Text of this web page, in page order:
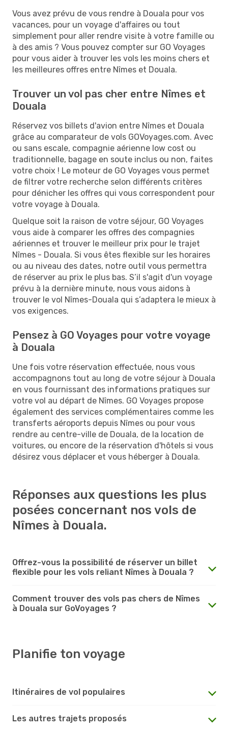
Vous avez prévu de vous rendre à Douala pour vos
vacances, pour un voyage d'affaires ou tout
simplement pour aller rendre visite à votre famille ou
à des amis ? Vous pouvez compter sur GO Voyages
pour vous aider à trouver les vols les moins chers et
les meilleures offres entre Nîmes et Douala.
Trouver un vol pas cher entre Nîmes et
Douala
Réservez vos billets d'avion entre Nîmes et Douala
grâce au comparateur de vols GOVoyages.com. Avec
ou sans escale, compagnie aérienne low cost ou
traditionnelle, bagage en soute inclus ou non, faites
votre choix ! Le moteur de GO Voyages vous permet
de filtrer votre recherche selon différents critères
pour dénicher les offres qui vous correspondent pour
votre voyage à Douala.
Quelque soit la raison de votre séjour, GO Voyages
vous aide à comparer les offres des compagnies
aériennes et trouver le meilleur prix pour le trajet
Nîmes - Douala. Si vous êtes flexible sur les horaires
ou au niveau des dates, notre outil vous permettra
de réserver au prix le plus bas. S’il s'agit d'un voyage
prévu à la dernière minute, nous vous aidons à
trouver le vol Nîmes-Douala qui s’adaptera le mieux à
vos exigences.
Pensez à GO Voyages pour votre voyage
à Douala
Une fois votre réservation effectuée, nous vous
accompagnons tout au long de votre séjour à Douala
en vous fournissant des informations pratiques sur
votre vol au départ de Nîmes. GO Voyages propose
également des services complémentaires comme les
transferts aéroports depuis Nîmes ou pour vous
rendre au centre-ville de Douala, de la location de
voitures, ou encore de la réservation d'hôtels si vous
désirez vous déplacer et vous héberger à Douala.
Réponses aux questions les plus
posées concernant nos vols de
Nîmes à Douala.
Offrez-vous la possibilité de réserver un billet
flexible pour les vols reliant Nîmes à Douala ?
Comment trouver des vols pas chers de Nîmes
à Douala sur GoVoyages ?
Planifie ton voyage
Itinéraires de vol populaires
Les autres trajets proposés